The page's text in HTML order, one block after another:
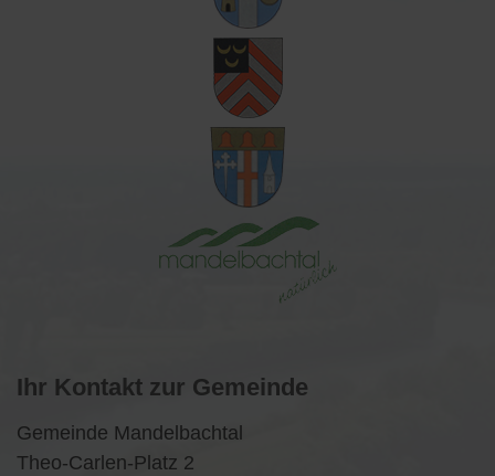
Ihr Kontakt zur Gemeinde
Gemeinde Mandelbachtal
Theo-Carlen-Platz 2